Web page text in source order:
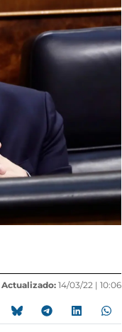
Actualizado: 14/03/22 | 10:06